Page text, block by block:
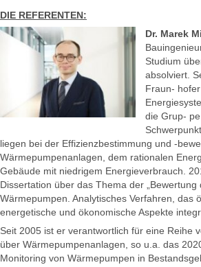
DIE REFERENTEN:
Dr. Marek
Studium
absolviert.
Fraun-
die Grup-
liegen bei der Effizienzbestimmung und -
Wärmepumpenanlagen, dem rationalen
Gebäude mit niedrigem Energieverbrauch.
Dissertation über das Thema der „Bewertung
Wärmepumpen. Analytisches Verfahren, das
energetische und ökonomische Aspekte
Seit 2005 ist er verantwortlich für eine Reihe
über Wärmepumpenanlagen, so u.a. das
Monitoring von Wärmepumpen in